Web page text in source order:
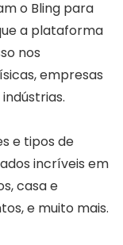
o Bling para
a plataforma
nos
empresas
e tipos de
incríveis em
casa e
e muito mais.